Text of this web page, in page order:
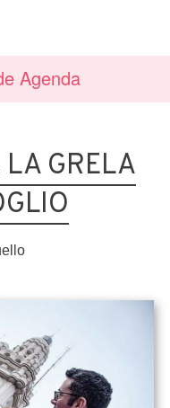
Agenda
GRELA